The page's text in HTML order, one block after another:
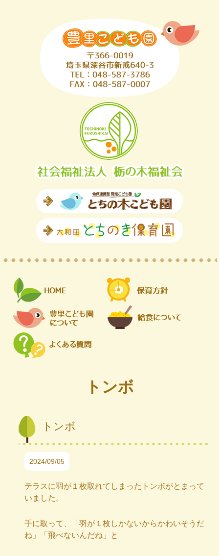
トンボ
トンボ
2024/09/05
テラスに羽が１枚取れてしまったトンボがとまって
いました。
手に取って、「羽が１枚しかないからかわいそうだ
ね」「飛べないんだね」と